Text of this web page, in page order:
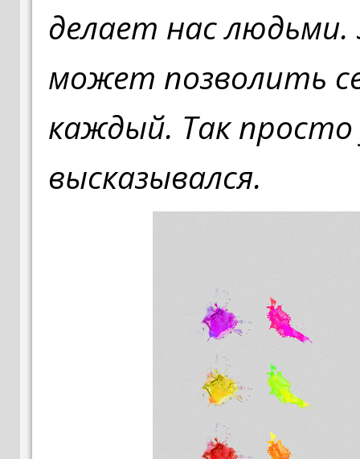
делает нас
может позволить
каждый. Так
высказывался.